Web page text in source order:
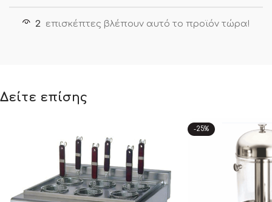
2 επισκέπτες βλέπουν αυτό το προϊόν τώρα!
Δείτε επίσης
-25%